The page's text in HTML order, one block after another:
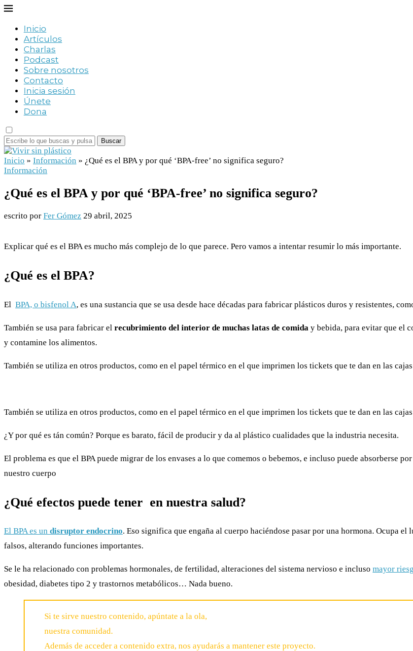
Inicio
Artículos
Charlas
Podcast
Sobre nosotros
Contacto
Inicia sesión
Únete
Dona
Buscar
Inicio » Información » ¿Qué es el BPA y por qué ‘BPA-free’ no significa seguro?
Información
¿Qué es el BPA y por qué ‘BPA-free’ no significa seguro?
escrito por Fer Gómez 29 abril, 2025
Explicar qué es el BPA es mucho más complejo de lo que parece. Pero vamos a intentar resumir lo más importante.
¿Qué es el BPA?
El BPA, o bisfenol A, es una sustancia que se usa desde hace décadas para fabricar plásticos duros y resistentes,
También se usa para fabricar el recubrimiento del interior de muchas latas de comida y bebida, para evitar que el
y contamine los alimentos.
También se utiliza en otros productos, como en el papel térmico en el que imprimen los tickets que te dan en las
También se utiliza en otros productos, como en el papel térmico en el que imprimen los tickets que te dan en las
¿Y por qué es tán común? Porque es barato, fácil de producir y da al plástico cualidades que la industria necesita.
El problema es que el BPA puede migrar de los envases a lo que comemos o bebemos, e incluso puede absorberse
nuestro cuerpo
¿Qué efectos puede tener en nuestra salud?
El BPA es un disruptor endocrino. Eso significa que engaña al cuerpo haciéndose pasar por una hormona. Ocupa
falsos, alterando funciones importantes.
Se le ha relacionado con problemas hormonales, de fertilidad, alteraciones del sistema nervioso e incluso mayor
obesidad, diabetes tipo 2 y trastornos metabólicos… Nada bueno.
Si te sirve nuestro contenido, apúntate a la ola,
nuestra comunidad.
Además de acceder a contenido extra, nos ayudarás a mantener este proyecto.